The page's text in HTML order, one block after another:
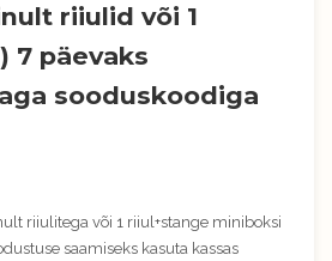
riiulid või 1
7 päevaks
sooduskoodiga
riiulitega või 1 riiul+stange miniboksi
saamiseks kasuta kassas